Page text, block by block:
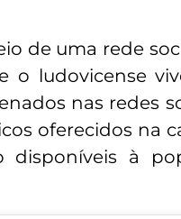
de uma rede
ludovicense
nas redes
oferecidos na
disponíveis à